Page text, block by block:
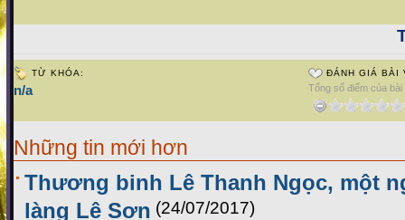
TỪ KHÓA:
n/a
ĐÁNH GIÁ BÀI
Tổng số điểm của
Những tin mới hơn
Thương binh Lê Thanh Ngọc, một
làng Lệ Sơn (24/07/2017)